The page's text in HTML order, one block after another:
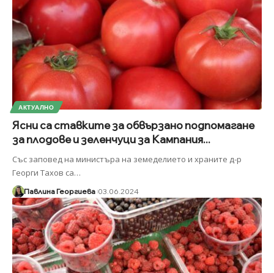
АКТУАЛНО
Ясни са ставките за обвързано подпомагане
за плодове и зеленчуци за Кампания...
Със заповед на министъра на земеделието и храните д-р
Георги Тахов са…
Павлина Георгиева 03.06.2024